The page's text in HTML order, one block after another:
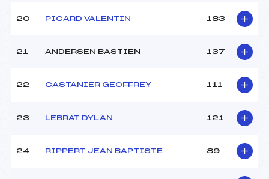
20 PICARD VALENTIN 183
21 ANDERSEN BASTIEN 137
22 CASTANIER GEOFFREY 111
23 LEBRAT DYLAN 121
24 RIPPERT JEAN BAPTISTE 89